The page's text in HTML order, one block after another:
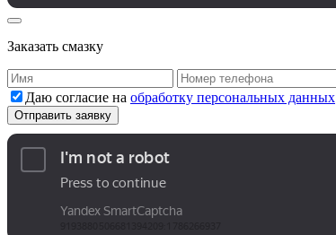
Заказать смазку
Даю согласие на обработку персональных данных